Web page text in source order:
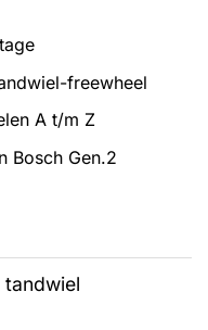
freewheel
A t/m Z
Bosch Gen.2